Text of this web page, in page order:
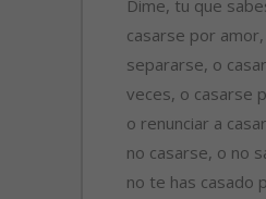
Dime, tu que
casarse por
separarse, o
veces, o casarse
o renunciar a
no casarse, o no
no te has casado